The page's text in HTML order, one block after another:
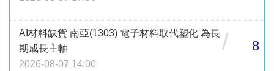
AI材料缺貨 南亞(1303) 電子材料取代塑化 為長
期成長主軸
2026-08-07 14:00
/ 8